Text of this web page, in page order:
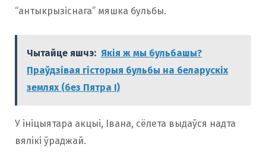
“антыкрызіснага” мяшка бульбы.
Чытайце яшчэ: Якія ж мы бульбашы?
Праўдзівая гісторыя бульбы на беларускіх
землях (без Пятра І)
У ініцыятара акцыі, Івана, сёлета выдаўся надта
вялікі ўраджай.